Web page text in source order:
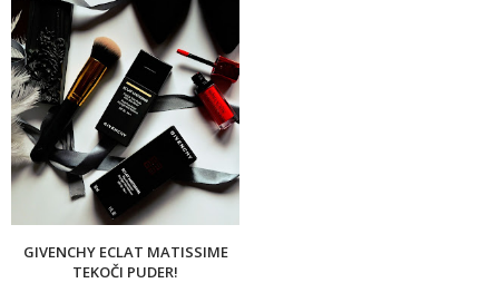
GIVENCHY ECLAT MATISSIME
TEKOČI PUDER!